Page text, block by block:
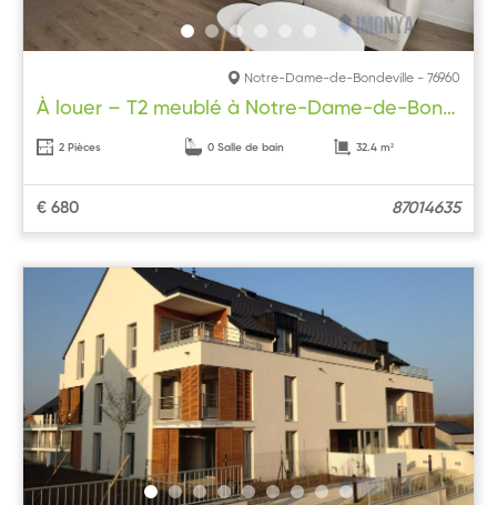
Notre-Dame-de-Bondeville - 76960
À louer – T2 meublé à Notre-Dame-de-Bondeville
2 Pièces 0 Salle de bain 32.4 m²
€ 680 87014635